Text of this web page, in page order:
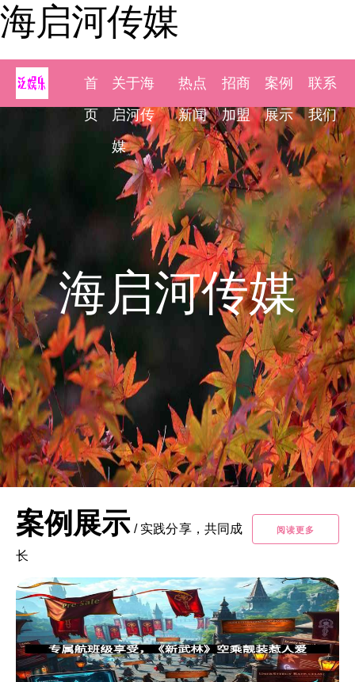
海启河传媒
首
页
关于海
启河传
媒
热点
新闻
招商
加盟
案例
展示
联系
我们
海启河传媒
案例展示 / 实践分享，共同成
长
阅读更多